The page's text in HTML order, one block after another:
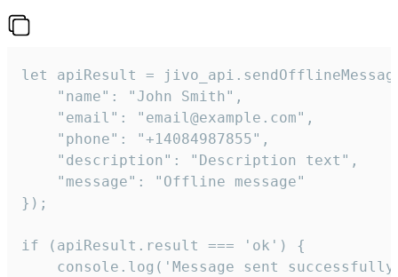
let apiResult =
    "name": "John Smith",
    "email": "email@example.com",
    "phone": "+14084987855",
    "description": "Description text",
    "message": "Offline message"
});
if (apiResult.result === 'ok') {
console.log('Message sent